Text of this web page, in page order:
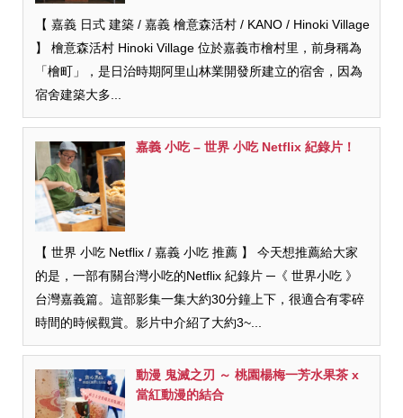
【 嘉義 日式 建築 / 嘉義 檜意森活村 / KANO / Hinoki Village
】 檜意森活村 Hinoki Village 位於嘉義市檜村里，前身稱為
「檜町」，是日治時期阿里山林業開發所建立的宿舍，因為
宿舍建築大多...
嘉義 小吃 – 世界 小吃 Netflix 紀錄片！
【 世界 小吃 Netflix / 嘉義 小吃 推薦 】 今天想推薦給大家
的是，一部有關台灣小吃的Netflix 紀錄片 ─《 世界小吃 》
台灣嘉義篇。這部影集一集大約30分鐘上下，很適合有零碎
時間的時候觀賞。影片中介紹了大約3~...
動漫 鬼滅之刃 ～ 桃園楊梅一芳水果茶 x
當紅動漫的結合